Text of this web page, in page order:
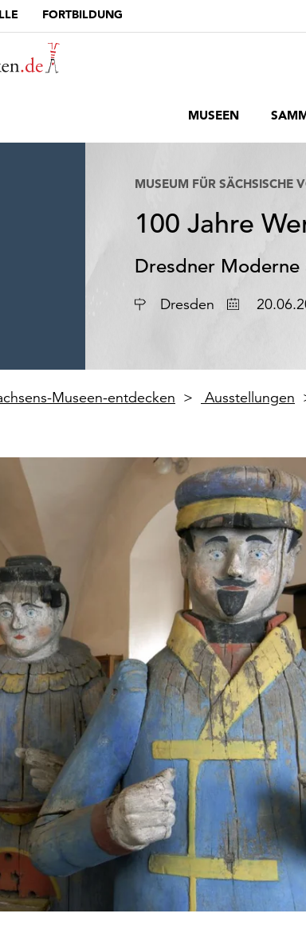
FORTBILDUNG
MUSEEN
MUSEUM FÜR SÄCHSISCHE
100 Jahre
Dresdner
Ort Dresden Datum
Museen-entdecken Ausstellungen